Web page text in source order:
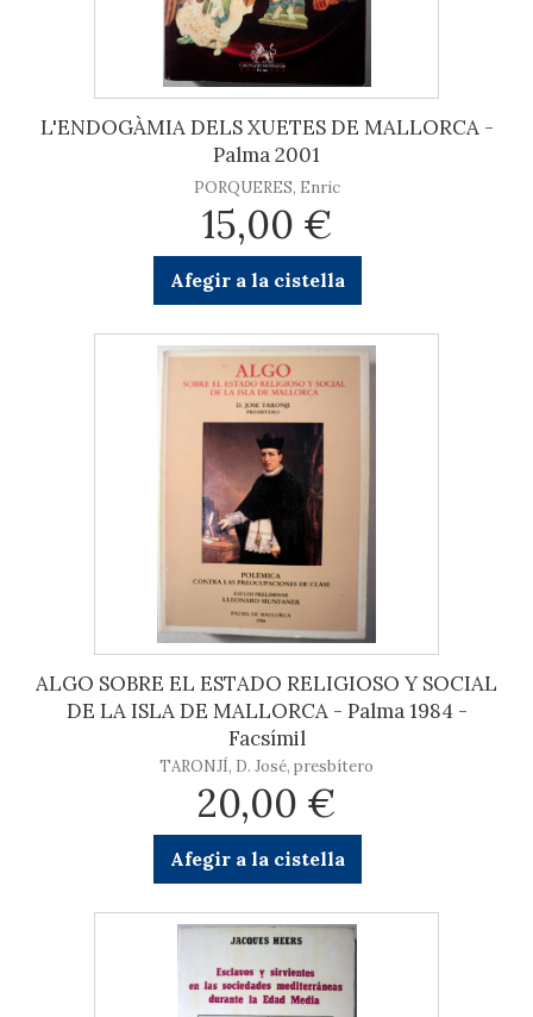
L'ENDOGÀMIA DELS XUETES DE MALLORCA -
Palma 2001
PORQUERES, Enric
15,00 €
Afegir a la cistella
ALGO SOBRE EL ESTADO RELIGIOSO Y SOCIAL
DE LA ISLA DE MALLORCA - Palma 1984 -
Facsímil
TARONJÍ, D. José, presbítero
20,00 €
Afegir a la cistella